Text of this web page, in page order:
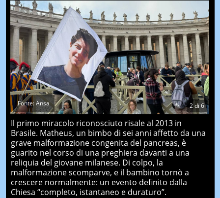
2di 6
Fonte: Ansa
Il primo miracolo riconosciuto risale al 2013 in
Brasile. Matheus, un bimbo di sei anni affetto da una
grave malformazione congenita del pancreas, è
guarito nel corso di una preghiera davanti a una
reliquia del giovane milanese. Di colpo, la
malformazione scomparve, e il bambino tornò a
crescere normalmente: un evento definito dalla
Chiesa “completo, istantaneo e duraturo”.